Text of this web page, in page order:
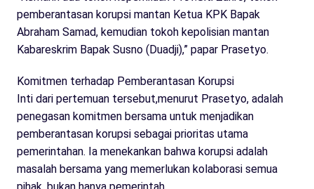
pemberantasan korupsi mantan Ketua KPK Bapak
Abraham Samad, kemudian tokoh kepolisian mantan
Kabareskrim Bapak Susno (Duadji),” papar Prasetyo.
Komitmen terhadap Pemberantasan Korupsi
Inti dari pertemuan tersebut,menurut Prasetyo, adalah
penegasan komitmen bersama untuk menjadikan
pemberantasan korupsi sebagai prioritas utama
pemerintahan. Ia menekankan bahwa korupsi adalah
masalah bersama yang memerlukan kolaborasi semua